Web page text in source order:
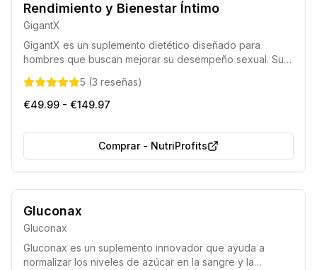
Rendimiento y Bienestar Íntimo
GigantX
GigantX es un suplemento dietético diseñado para
hombres que buscan mejorar su desempeño sexual. Su
calidad, puede contribuir al incremento del tamaño del
pene, fortalecer las erecciones y optimizar la vida íntima,
5 (3 reseñas)
€49.99 - €149.97
Comprar- NutriProfits
Gluconax
Gluconax
Gluconax es un suplemento innovador que ayuda a
normalizar los niveles de azúcar en la sangre y la